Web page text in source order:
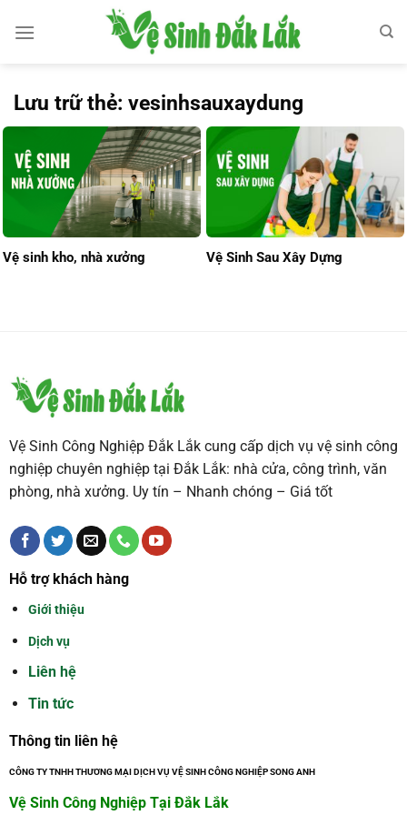
qua
Lưu trữ thẻ: vesinhsauxaydung
Vệ sinh kho, nhà xưởng Vệ Sinh Sau Xây Dựng
Vệ Sinh Công Nghiệp Đắk Lắk cung cấp dịch vụ vệ sinh công
nghiệp chuyên nghiệp tại Đắk Lắk: nhà cửa, công trình, văn
phòng, nhà xưởng. Uy tín – Nhanh chóng – Giá tốt
Hỗ trợ khách hàng
Giới thiệu
Dịch vụ
Liên hệ
Tin tức
Thông tin liên hệ
CÔNG TY TNHH THƯƠNG MẠI DỊCH VỤ VỆ SINH CÔNG NGHIỆP SONG ANH
Vệ Sinh Công Nghiệp Tại Đắk Lắk